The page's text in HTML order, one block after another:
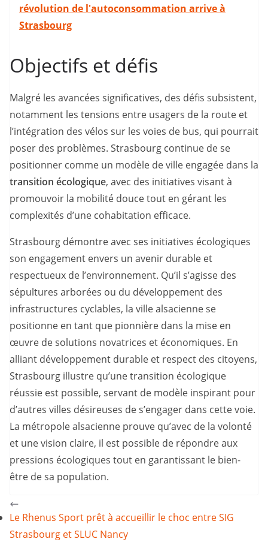
révolution de l'autoconsommation arrive à
Strasbourg
Objectifs et défis
Malgré les avancées significatives, des défis subsistent,
notamment les tensions entre usagers de la route et
l’intégration des vélos sur les voies de bus, qui pourrait
poser des problèmes. Strasbourg continue de se
positionner comme un modèle de ville engagée dans la
transition écologique, avec des initiatives visant à
promouvoir la mobilité douce tout en gérant les
complexités d’une cohabitation efficace.
Strasbourg démontre avec ses initiatives écologiques
son engagement envers un avenir durable et
respectueux de l’environnement. Qu’il s’agisse des
sépultures arborées ou du développement des
infrastructures cyclables, la ville alsacienne se
positionne en tant que pionnière dans la mise en
œuvre de solutions novatrices et économiques. En
alliant développement durable et respect des citoyens,
Strasbourg illustre qu’une transition écologique
réussie est possible, servant de modèle inspirant pour
d’autres villes désireuses de s’engager dans cette voie.
La métropole alsacienne prouve qu’avec de la volonté
et une vision claire, il est possible de répondre aux
pressions écologiques tout en garantissant le bien-
être de sa population.
Le Rhenus Sport prêt à accueillir le choc entre SIG
Strasbourg et SLUC Nancy